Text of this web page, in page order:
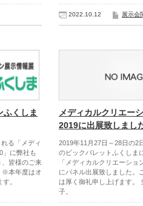
2022.10.12 展示会
ふくしま
る「メディ
」に弊社も
皆様のご来
※本年度はオ
。
メディカルクリエー
2019に出展致しまし
2019年11月27日～28日の2
のビックパレットふくしま
「メディカルクリエーショ
にパネル出展致しました。
は厚く御礼申し上げます。
子。